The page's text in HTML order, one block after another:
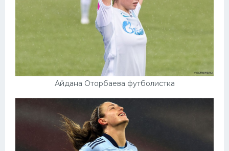
Айдана Оторбаева футболистка